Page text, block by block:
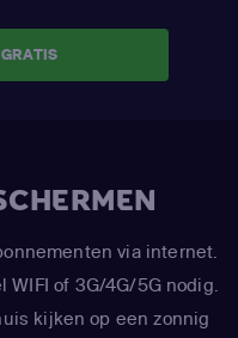
via internet.
WIFI of 3G/4G/5G nodig.
kijken op een zonnig